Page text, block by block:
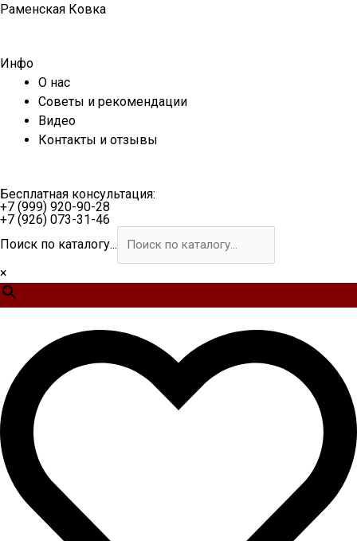
Перейти
Раменская Ковка
Инфо
О нас
Советы и рекомендации
Видео
Контакты и отзывы
Бесплатная консультация:
+7 (999) 920-90-28
+7 (926) 073-31-46
Поиск по каталогу...
×